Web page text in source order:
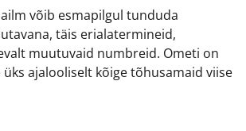
võib esmapilgul tunduda
täis erialatermineid,
muutuvaid numbreid. Ometi on
ajalooliselt kõige tõhusamaid viise